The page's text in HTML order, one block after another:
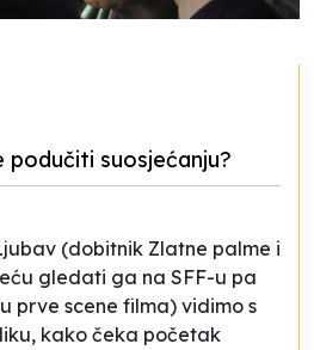
podučiti suosjećanju?
(dobitnik Zlatne palme i
gledati ga na SFF-u pa
prve scene filma) vidimo s
kako čeka početak